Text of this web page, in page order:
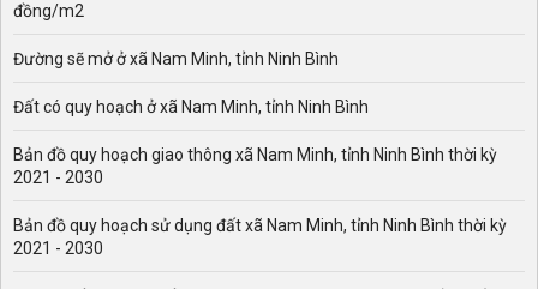
đồng/m2
Đường sẽ mở ở xã Nam Minh, tỉnh Ninh Bình
Đất có quy hoạch ở xã Nam Minh, tỉnh Ninh Bình
Bản đồ quy hoạch giao thông xã Nam Minh, tỉnh Ninh Bình thời kỳ
2021 - 2030
Bản đồ quy hoạch sử dụng đất xã Nam Minh, tỉnh Ninh Bình thời kỳ
2021 - 2030